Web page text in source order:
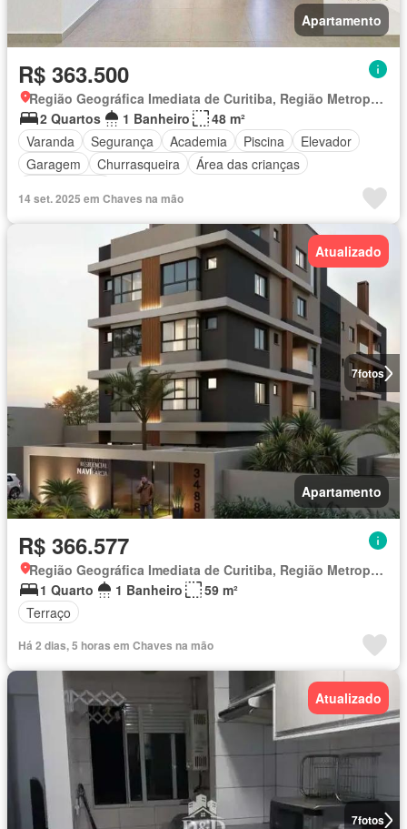
Apartamento
R$ 363.500
Região Geográfica Imediata de Curitiba, Região Metropolitana de Curitiba
2 Quartos
1 Banheiro
48 m²
Varanda
Segurança Academia Piscina
Elevador
Garagem
Churrasqueira
Área das crianças
14 set. 2025 em Chaves na mão
7fotos
Atualizado
Apartamento
R$ 366.577
Região Geográfica Imediata de Curitiba, Região Metropolitana de Curitiba
1 Quarto
1 Banheiro
59 m²
Terraço
Há 2 dias, 5 horas em Chaves na mão
7fotos
Atualizado